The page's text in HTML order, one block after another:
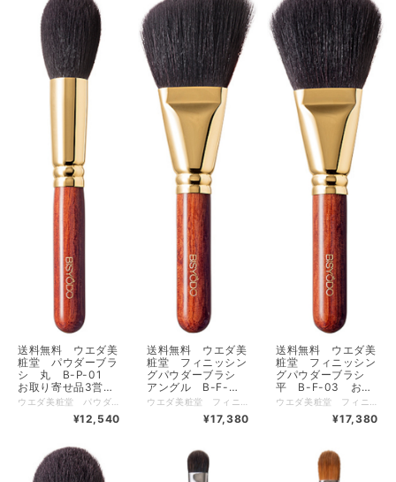
送料無料 ウエダ美
粧堂 パウダーブラ
シ 丸 B-P-01
お取り寄せ品3営業
日程で出荷
¥12,540
送料無料 ウエダ美
粧堂 フィニッシン
グパウダーブラシ
アングル B-F-
04 お取り寄せ品3
営業日程で出荷
¥17,380
送料無料 ウエダ美
粧堂 フィニッシン
グパウダーブラシ
平 B-F-03 お取
り寄せ品3営業日程
¥17,380